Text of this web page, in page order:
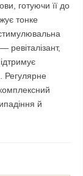
готуючи її до
тонке
ревіталізант,
Регулярне
й